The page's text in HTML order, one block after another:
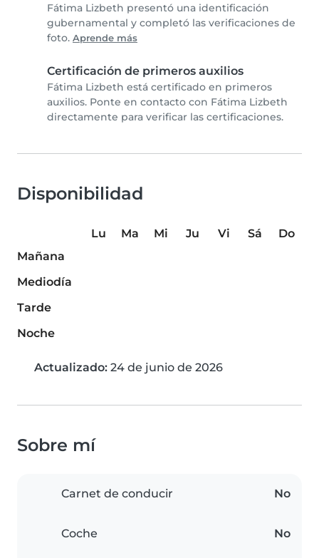
Fátima Lizbeth presentó una identificación
gubernamental y completó las verificaciones de
foto. Aprende más
Certificación de primeros auxilios
Fátima Lizbeth está certificado en primeros
auxilios. Ponte en contacto con Fátima Lizbeth
directamente para verificar las certificaciones.
Disponibilidad
Lu Ma Mi Ju Vi Sá
Do
Mañana
Mediodía
Tarde
Noche
Actualizado: 24 de junio de 2026
Sobre mí
Carnet de conducir No
Coche No